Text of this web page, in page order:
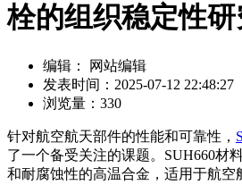
栓的组织稳定性研
编辑： 网站编辑
发表时间：2025-07-12 22:48:27
浏览量：330
针对航空航天部件的性能和可靠性，
了一个备受关注的课题。SUH660材
和耐腐蚀性的高温合金，适用于航空